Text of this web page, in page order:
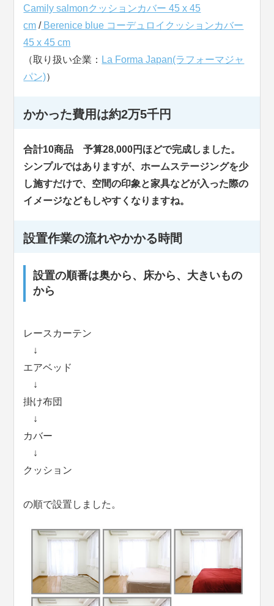
Camily salmonクッションカバー 45 x 45
cm /Berenice blue コーデュロイクッションカバー
45 x 45 cm
（取り扱い企業： La Forma Japan(ラフォーマジャ
パン)）
かかった費用は約2万5千円
合計10商品 予算28,000円ほどで完成しました。
シンプルではありますが、ホームステージングを少
し施すだけで、空間の印象と家具などが入った際の
イメージなどもしやすくなりますね。
設置作業の流れやかかる時間
設置の順番は奥から、床から、大きいもの
から
レースカーテン
↓
エアベッド
↓
掛け布団
↓
カバー
↓
クッション
の順で設置しました。